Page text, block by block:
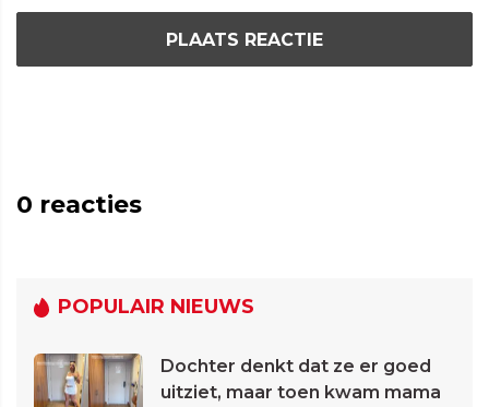
PLAATS REACTIE
0 reacties
POPULAIR NIEUWS
Dochter denkt dat ze er goed
uitziet, maar toen kwam mama